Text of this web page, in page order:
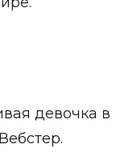
девочка в